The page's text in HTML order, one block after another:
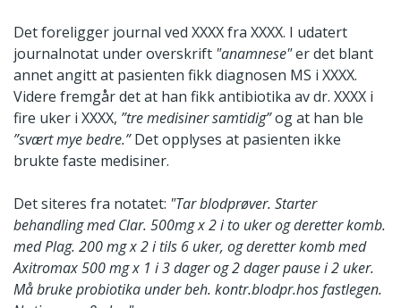
Det foreligger journal ved XXXX fra XXXX. I udatert
journalnotat under overskrift "anamnese"er det blant
annet angitt at pasienten fikk diagnosen MS i XXXX.
Videre fremgår det at han fikk antibiotika av dr. XXXX i
fire uker i XXXX, ”tre medisiner samtidig”og at han ble
”svært mye bedre.”Det opplyses at pasienten ikke
brukte faste medisiner.
Det siteres fra notatet: "Tar blodprøver. Starter
behandling med Clar. 500mg x 2 i to uker og deretter komb.
med Plag. 200 mg x 2 i tils 6 uker, og deretter komb med
Axitromax 500 mg x 1 i 3 dager og 2 dager pause i 2 uker.
Må bruke probiotika under beh. kontr.blodpr.hos fastlegen.